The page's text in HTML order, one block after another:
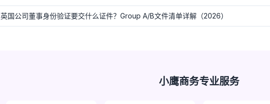
英国公司董事身份验证要交什么证件？Group A/B文件清单详解（2026）
小鹰商务专业服务